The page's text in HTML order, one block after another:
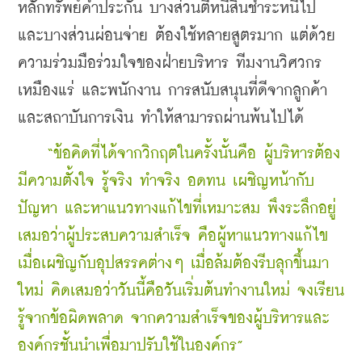
หลักทรัพย์ค้ำประกัน บางส่วนตีหนี้สินชำระหนี้ไป
และบางส่วนผ่อนจ่าย ต้องใช้หลายสูตรมาก แต่ด้วย
ความร่วมมือร่วมใจของฝ่ายบริหาร ทีมงานวิศวกร
เหมืองแร่ และพนักงาน การสนับสนุนที่ดีจากลูกค้า
และสถาบันการเงิน ทำให้สามารถผ่านพ้นไปได้
“ข้อคิดที่ได้จากวิกฤตในครั้งนั้นคือ ผู้บริหารต้อง
มีความตั้งใจ รู้จริง ทำจริง อดทน เผชิญหน้ากับ
ปัญหา และหาแนวทางแก้ไขที่เหมาะสม พึงระลึกอยู่
เสมอว่าผู้ประสบความสำเร็จ คือผู้หาแนวทางแก้ไข
เมื่อเผชิญกับอุปสรรคต่างๆ เมื่อล้มต้องรีบลุกขึ้นมา
ใหม่ คิดเสมอว่าวันนี้คือวันเริ่มต้นทำงานใหม่ จงเรียน
รู้จากข้อผิดพลาด จากความสำเร็จของผู้บริหารและ
องค์กรชั้นนำเพื่อมาปรับใช้ในองค์กร”